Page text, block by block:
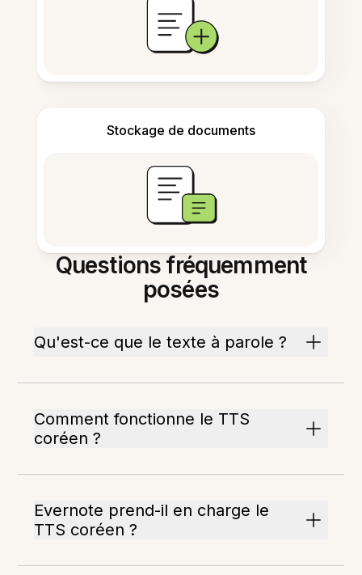
Stockage de documents
Questions fréquemment
posées
Qu'est-ce que le texte à parole ?
Comment fonctionne le TTS
coréen ?
Evernote prend-il en charge le
TTS coréen ?